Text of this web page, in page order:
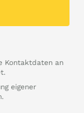
Kontaktdaten an
eigener